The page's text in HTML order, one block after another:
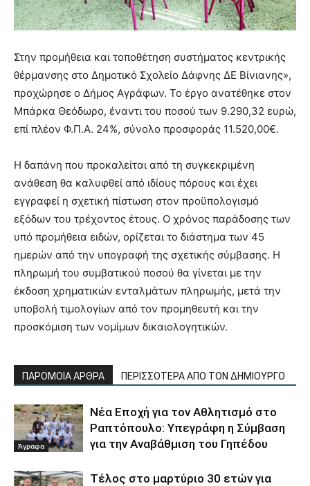
Στην προμήθεια και τοποθέτηση συστήματος κεντρικής
θέρμανσης στο Δημοτικό Σχολείο Δάφνης ΔΕ Βίνιανης»,
προχώρησε ο Δήμος Αγράφων. Το έργο ανατέθηκε στον
Μπάρκα Θεόδωρο, έναντι του ποσού των 9.290,32 ευρώ,
επί πλέον Φ.Π.Α. 24%, σύνολο προσφοράς 11.520,00€.
Η δαπάνη που προκαλείται από τη συγκεκριμένη
ανάθεση θα καλυφθεί από ιδίους πόρους και έχει
εγγραφεί η σχετική πίστωση στον προϋπολογισμό
εξόδων του τρέχοντος έτους. Ο χρόνος παράδοσης των
υπό προμήθεια ειδών, ορίζεται το διάστημα των 45
ημερών από την υπογραφή της σχετικής σύμβασης. Η
πληρωμή του συμβατικού ποσού θα γίνεται με την
έκδοση χρηματικών ενταλμάτων πληρωμής, μετά την
υποβολή τιμολογίων από τον προμηθευτή και την
προσκόμιση των νομίμων δικαιολογητικών.
ΠΑΡΟΜΟΙΑ ΑΡΘΡΑ ΠΕΡΙΣΣΟΤΕΡΑ ΑΠΟ ΤΟΝ ΔΗΜΙΟΥΡΓΟ
Άγραφα
Νέα Εποχή για τον Αθλητισμό στο
Ραπτόπουλο: Υπεγράφη η Σύμβαση
για την Αναβάθμιση του Γηπέδου
Τέλος στο μαρτύριο 30 ετών για